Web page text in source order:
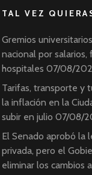
TAL VEZ
Gremios
nacional por
hospitales 07/08/
Tarifas, transporte y
la inflación en la
subir en julio 07/08/
El Senado aprobó la
privada, pero el
eliminar los cambios